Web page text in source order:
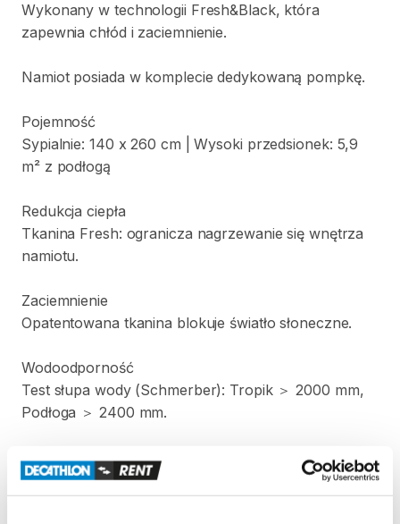
Wykonany w technologii Fresh&Black​​,​ która
zapewnia chłód i zaciemnienie.
Namiot posiada w komplecie dedykowaną pompkę.
Pojemność
Sypialnie: 140 x 260 cm Wysoki przedsionek: 5​,​9
m² z podłogą
Redukcja ciepła
Tkanina Fresh: ogranicza nagrzewanie się wnętrza
namiotu.
Zaciemnienie
Opatentowana tkanina blokuje światło słoneczne.
Wodoodporność
Test słupa wody (Schmerber): Tropik ＞ 2000 mm​,​
Podłoga ＞ 2400 mm.
Odporność na wiatr
Odporny na wiatr wiejący km​/​h |
Test w tunelu aerodynamicznym